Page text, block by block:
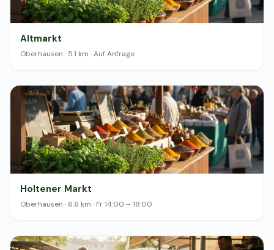
Altmarkt
Oberhausen · 5.1 km · Auf Anfrage
Holtener Markt
Oberhausen · 6.6 km · Fr 14:00 – 18:00